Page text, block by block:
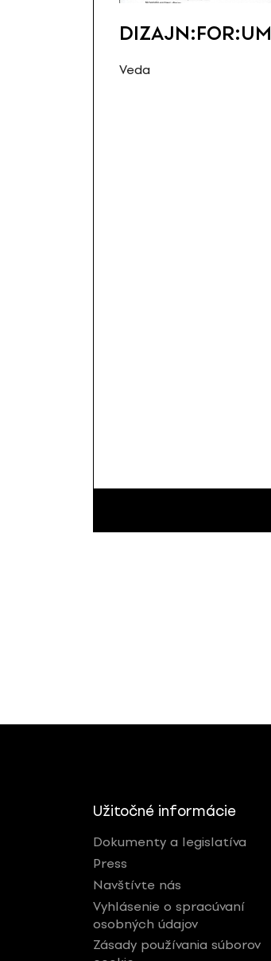
DIZAJN:FOR:UM
Veda
Užitočné informácie
Dokumenty a legislatíva
Press
Navštívte nás
Vyhlásenie o spracúvaní
osobných údajov
Zásady používania súborov